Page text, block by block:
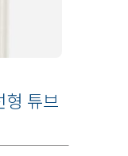
형 튜브